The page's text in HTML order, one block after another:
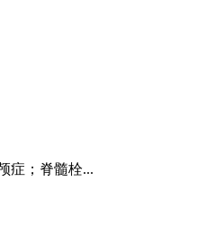
症；脊髓栓...